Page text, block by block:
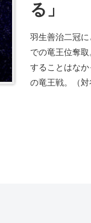
る」
羽生善治二冠
での竜王位奪
することはな
の竜王戦。（対